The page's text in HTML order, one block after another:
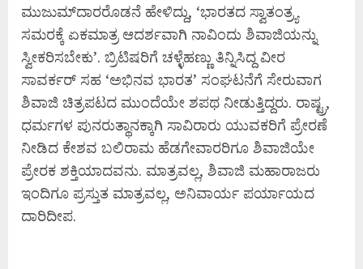
ಮುಜುಮ್‌ದಾರರೊಡನೆ ಹೇಳಿದ್ದು, ‘ಭಾರತದ ಸ್ವಾತಂತ್ರ್ಯ
ಸಮರಕ್ಕೆ ಏಕಮಾತ್ರ ಆದರ್ಶವಾಗಿ ನಾವಿಂದು ಶಿವಾಜಿಯನ್ನು
ಸ್ವೀಕರಿಸಬೇಕು’. ಬ್ರಿಟಿಷರಿಗೆ ಚಳ್ಳೆಹಣ್ಣು ತಿನ್ನಿಸಿದ್ದ ವೀರ
ಸಾವರ್ಕರ್ ಸಹ ‘ಅಭಿನವ ಭಾರತ’ ಸಂಘಟನೆಗೆ ಸೇರುವಾಗ
ಶಿವಾಜಿ ಚಿತ್ರಪಟದ ಮುಂದೆಯೇ ಶಪಥ ನೀಡುತ್ತಿದ್ದರು. ರಾಷ್ಟ್ರ,
ಧರ್ಮಗಳ ಪುನರುತ್ಥಾನಕ್ಕಾಗಿ ಸಾವಿರಾರು ಯುವಕರಿಗೆ ಪ್ರೇರಣೆ
ನೀಡಿದ ಕೇಶವ ಬಲಿರಾಮ ಹೆಡಗೇವಾರರಿಗೂ ಶಿವಾಜಿಯೇ
ಪ್ರೇರಕ ಶಕ್ತಿಯಾದವನು. ಮಾತ್ರವಲ್ಲ, ಶಿವಾಜಿ ಮಹಾರಾಜರು
ಇಂದಿಗೂ ಪ್ರಸ್ತುತ ಮಾತ್ರವಲ್ಲ, ಅನಿವಾರ್ಯ ಪರ್ಯಾಯದ
ದಾರಿದೀಪ.